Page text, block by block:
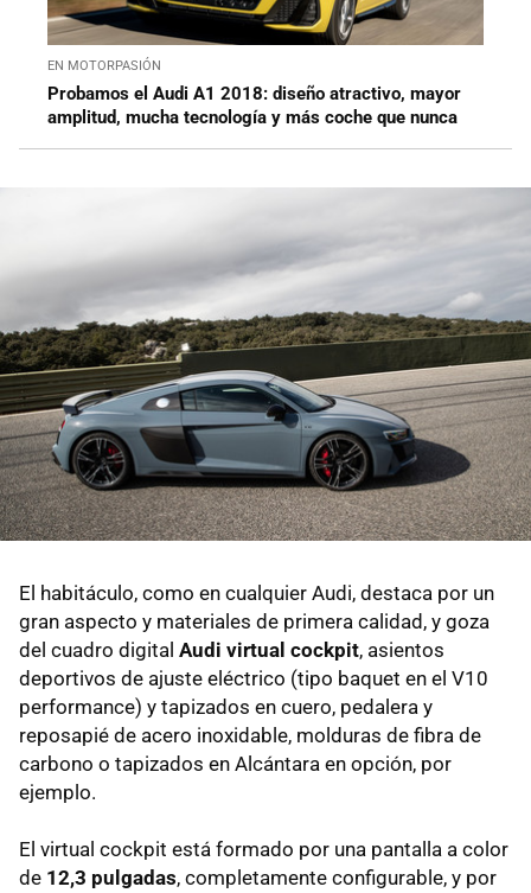
EN MOTORPASIÓN
Probamos el Audi A1 2018: diseño atractivo, mayor
amplitud, mucha tecnología y más coche que nunca
El habitáculo, como en cualquier Audi, destaca por un
gran aspecto y materiales de primera calidad, y goza
del cuadro digital Audi virtual cockpit, asientos
deportivos de ajuste eléctrico (tipo baquet en el V10
performance) y tapizados en cuero, pedalera y
reposapié de acero inoxidable, molduras de fibra de
carbono o tapizados en Alcántara en opción, por
ejemplo.
El virtual cockpit está formado por una pantalla a color
de 12,3 pulgadas, completamente configurable, y por